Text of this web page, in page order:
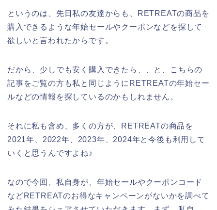
というのは、先日私の友達からも、RETREATの商品を
購入できるような年始セールやクーポンなどを探して
欲しいと言われたからです。
だから、少しでも安く購入できたら、、と、こちらの
記事をご覧の方も私と同じようにRETREATの年始セー
ルなどの情報を探しているのかもしれません。
それに私も含め、多くの方が、RETREATの商品を
2021年、2022年、2023年、2024年と今後も利用して
いくと思うんですよね♪
なので今回、私自身が、年始セールやクーポンコード
などRETREATのお得なキャンペーンがないかを調べて